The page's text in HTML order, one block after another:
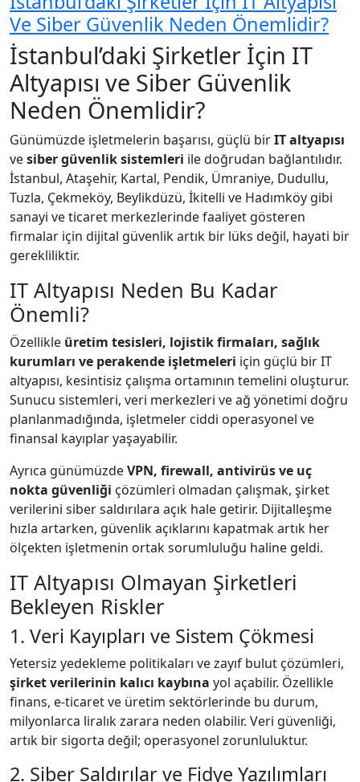
Ve Siber Güvenlik Neden Önemlidir?
İstanbul’daki Şirketler İçin IT
Altyapısı ve Siber Güvenlik
Neden Önemlidir?
Günümüzde işletmelerin başarısı, güçlü birIT altyapısı
vesiber güvenlik sistemleri ile doğrudan bağlantılıdır.
İstanbul, Ataşehir, Kartal, Pendik, Ümraniye, Dudullu,
Tuzla, Çekmeköy, Beylikdüzü, İkitelli ve Hadımköy gibi
sanayi ve ticaret merkezlerinde faaliyet gösteren
firmalar için dijital güvenlik artık bir lüks değil, hayati bir
gerekliliktir.
IT Altyapısı Neden Bu Kadar
Önemli?
Özellikle üretim tesisleri, lojistik firmaları, sağlık
kurumları ve perakende işletmeleri için güçlü bir IT
altyapısı, kesintisiz çalışma ortamının temelini oluşturur.
Sunucu sistemleri, veri merkezleri ve ağ yönetimi doğru
planlanmadığında, işletmeler ciddi operasyonel ve
finansal kayıplar yaşayabilir.
Ayrıca günümüzdeVPN, firewall, antivirüs ve uç
nokta güvenliği çözümleri olmadan çalışmak, şirket
verilerini siber saldırılara açık hale getirir. Dijitalleşme
hızla artarken, güvenlik açıklarını kapatmak artık her
ölçekten işletmenin ortak sorumluluğu haline geldi.
IT Altyapısı Olmayan Şirketleri
Bekleyen Riskler
1. Veri Kayıpları ve Sistem Çökmesi
Yetersiz yedekleme politikaları ve zayıf bulut çözümleri,
şirket verilerinin kalıcı kaybına yol açabilir. Özellikle
finans, e-ticaret ve üretim sektörlerinde bu durum,
milyonlarca liralık zarara neden olabilir. Veri güvenliği,
artık bir sigorta değil; operasyonel zorunluluktur.
2. Siber Saldırılar ve Fidye Yazılımları